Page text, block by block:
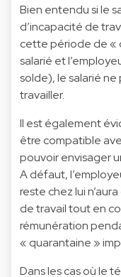
Bien entendu si le
d’incapacité de
cette période de «
salarié et
solde), le salarié
travailler.
Il est également
être compatible
pouvoir envisager
A défaut,
reste chez lui
de travail tout en
rémunération
« quarantaine »
Dans les cas où le